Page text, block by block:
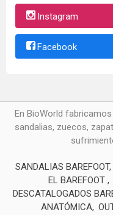
Instagram
Facebook
En BioWorld
sandalias, zuecos,
SANDALIAS BAREFOOT
EL BAREFOOT
DESCATALOGADOS
ANATÓMICA